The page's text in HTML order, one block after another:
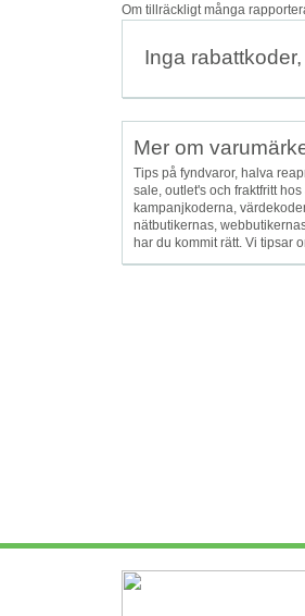
Om tillräckligt många
Inga
Mer om
Tips på fyndvaror, halva
sale, outlet's och fraktfritt
kampanjkoderna,
nätbutikernas,
har du kommit rätt. Vi tipsar